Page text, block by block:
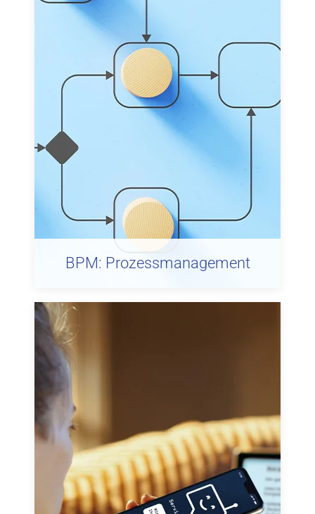
BPM: Prozessmanagement